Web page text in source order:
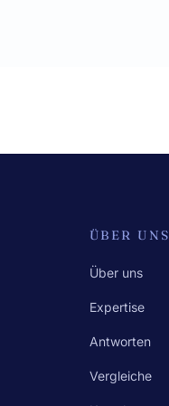
ÜBER UNS
Über uns
Expertise
Antworten
Vergleiche